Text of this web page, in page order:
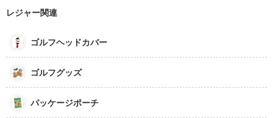
レジャー関連
ゴルフヘッドカバー
ゴルフグッズ
パッケージポーチ